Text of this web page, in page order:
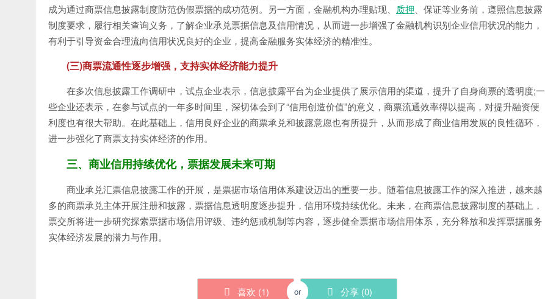
成为通过商票信息披露制度防范伪假票据的成功范例。另一方面，金融机构办理贴现、 质押 、保证等业务前，遵照信息披露
制度要求，履行相关查询义务，了解企业承兑票据信息及信用情况，从而进一步增强了金融机构识别企业信用状况的能力，
有利于引导资金合理流向信用状况良好的企业，提高金融服务实体经济的精准性。
(三)商票流通性逐步增强，支持实体经济能力提升
在多次信息披露工作调研中，试点企业表示，信息披露平台为企业提供了展示信用的渠道，提升了自身商票的透明度;一
些企业还表示，在参与试点的一年多时间里，深切体会到了“信用创造价值”的意义，商票流通效率得以提高，对提升融资便
利度也有很大帮助。在此基础上，信用良好企业的商票承兑和披露意愿也有所提升，从而形成了商业信用发展的良性循环，
进一步强化了商票支持实体经济的作用。
三、商业信用持续优化，票据发展未来可期
商业承兑汇票信息披露工作的开展，是票据市场信用体系建设迈出的重要一步。随着信息披露工作的深入推进，越来越
多的商票承兑主体开展注册和披露，票据信息透明度逐步提升，信用环境持续优化。未来，在商票信息披露制度的基础上，
票交所将进一步研究探索票据市场信用评级、违约惩戒机制等内容，逐步健全票据市场信用体系，充分释放和发挥票据服务
实体经济发展的潜力与作用。
喜欢 (1) or 分享 (0)